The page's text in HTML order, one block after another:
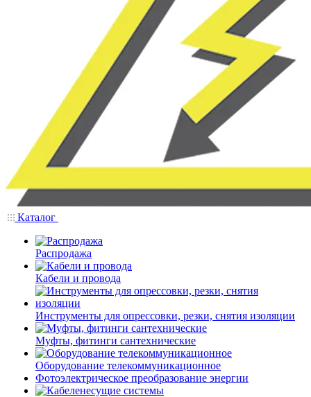
Каталог
Распродажа
Кабели и провода
Инструменты для опрессовки, резки, снятия изоляции
Муфты, фитинги сантехнические
Оборудование телекоммуникационное
Фотоэлектрическое преобразование энергии